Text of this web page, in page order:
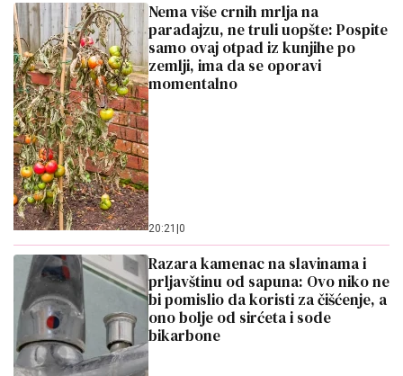
Nema više crnih mrlja na
paradajzu, ne truli uopšte: Pospite
samo ovaj otpad iz kunjihe po
zemlji, ima da se oporavi
momentalno
20:21 0
Razara kamenac na slavinama i
prljavštinu od sapuna: Ovo niko ne
bi pomislio da koristi za čišćenje, a
ono bolje od sirćeta i sode
bikarbone